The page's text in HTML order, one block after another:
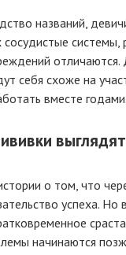
названий,
себя схоже на
вместе годами.
о том, что
успеха.
начинаются